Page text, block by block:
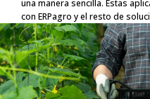
una manera sencilla. Estas
con ERPagro y el resto de